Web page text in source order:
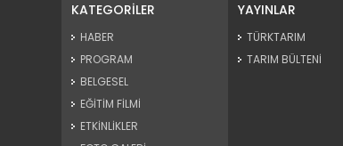
KATEGORİLER
HABER
PROGRAM
BELGESEL
EĞİTİM FİLMİ
ETKİNLİKLER
YAYINLAR
TÜRKTARIM
TARIM BÜLTENİ